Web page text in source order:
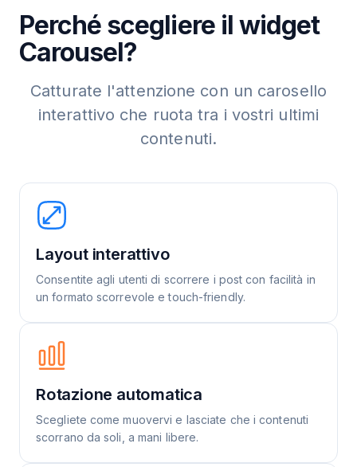
Perché scegliere il widget
Carousel?
Catturate l'attenzione con un carosello
interattivo che ruota tra i vostri ultimi
contenuti.
Layout interattivo
Consentite agli utenti di scorrere i post con facilità in
un formato scorrevole e touch-friendly.
Rotazione automatica
Scegliete come muovervi e lasciate che i contenuti
scorrano da soli, a mani libere.